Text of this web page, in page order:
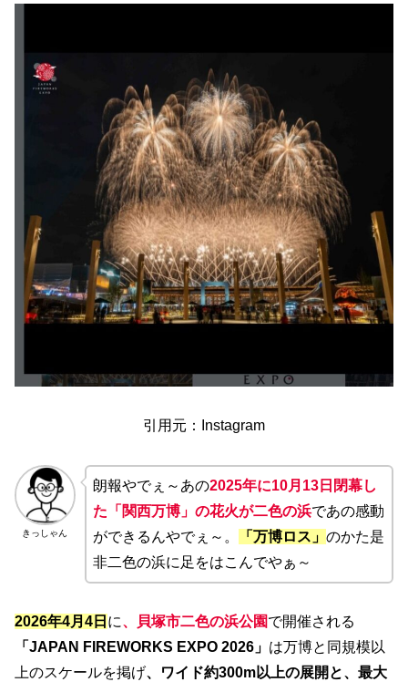
引用元：Instagram
きっしゃん
朗報やでぇ～あの2025年に10月13日閉幕し
た「関西万博」の花火が二色の浜であの感動
ができるんやでぇ～。
「万博ロス」 のかた是
非二色の浜に足をはこんでやぁ～
2026年4月4日 に、貝塚市二色の浜公園で開催される
「JAPAN FIREWORKS EXPO 2026」 は万博と同規模以
上のスケールを掲げ、ワイド約300m以上の展開と、最大